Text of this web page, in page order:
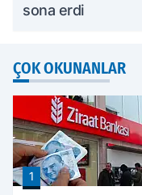
sona erdi
ÇOK OKUNANLAR
1